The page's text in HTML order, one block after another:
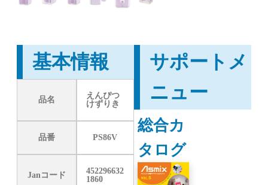
基本情報
品名
えんぴつ
けずりき
品番 PS86V
Janコード
452296632
1860
サポートメ
ニュー
総合カ
タログ